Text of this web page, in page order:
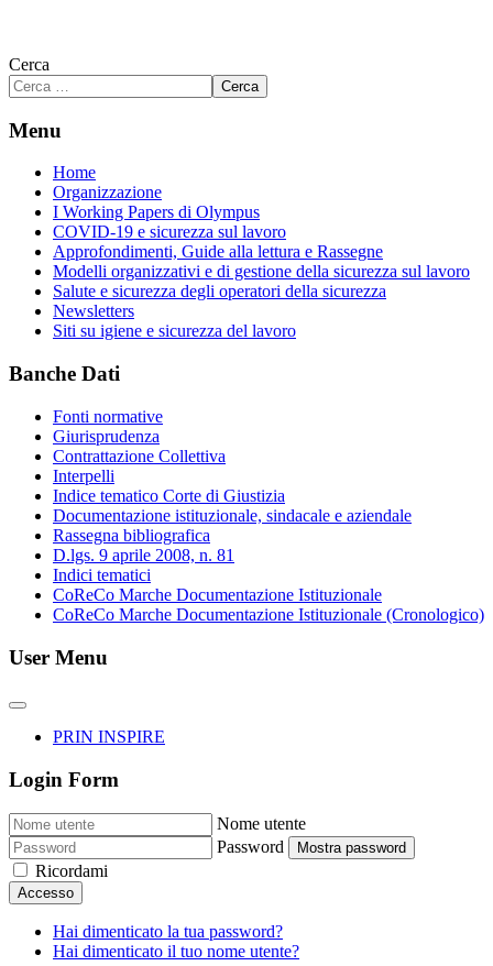
Cerca
Cerca
Menu
Home
Organizzazione
I Working Papers di Olympus
COVID-19 e sicurezza sul lavoro
Approfondimenti, Guide alla lettura e Rassegne
Modelli organizzativi e di gestione della sicurezza sul lavoro
Salute e sicurezza degli operatori della sicurezza
Newsletters
Siti su igiene e sicurezza del lavoro
Banche Dati
Fonti normative
Giurisprudenza
Contrattazione Collettiva
Interpelli
Indice tematico Corte di Giustizia
Documentazione istituzionale, sindacale e aziendale
Rassegna bibliografica
D.lgs. 9 aprile 2008, n. 81
Indici tematici
CoReCo Marche Documentazione Istituzionale
CoReCo Marche Documentazione Istituzionale (Cronologico)
User Menu
PRIN INSPIRE
Login Form
Nome utente
Password
Mostra password
Ricordami
Accesso
Hai dimenticato la tua password?
Hai dimenticato il tuo nome utente?